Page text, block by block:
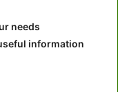
needs
information